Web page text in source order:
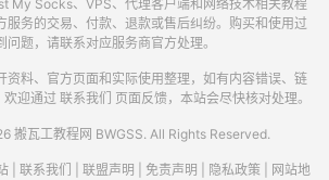
My Socks、VPS、代理客户端和网络技术相关教程
服务的交易、付款、退款或售后纠纷。购买和使用过
问题，请联系对应服务商官方处理。
资料、官方页面和实际使用整理，如有内容错误、链
欢迎通过 联系我们 页面反馈，本站会尽快核对处理。
搬瓦工教程网 BWGSS. All Rights Reserved.
| 联系我们 联盟声明 免责声明 隐私政策
网站地